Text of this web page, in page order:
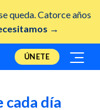
queda. Catorce años
→
ÚNETE
cada día